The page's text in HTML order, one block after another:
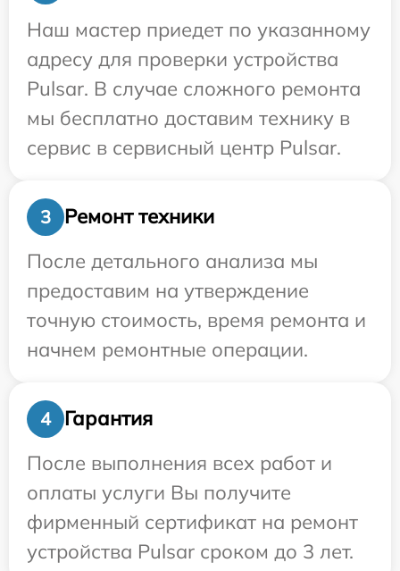
Наш мастер приедет по указанному
адресу для проверки устройства
Pulsar. В случае сложного ремонта
мы бесплатно доставим технику в
сервис в сервисный центр Pulsar.
3
Ремонт техники
После детального анализа мы
предоставим на утверждение
точную стоимость, время ремонта и
начнем ремонтные операции.
4
Гарантия
После выполнения всех работ и
оплаты услуги Вы получите
фирменный сертификат на ремонт
устройства Pulsar сроком до 3 лет.